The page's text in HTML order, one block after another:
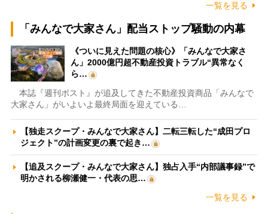
一覧を見る
「みんなで大家さん」配当ストップ騒動の内幕
《ついに見えた問題の核心》「みんなで大家さ
ん」2000億円超不動産投資トラブル“異常なく
ら…
本誌『週刊ポスト』が追及してきた不動産投資商品「みんなで
大家さん」がいよいよ最終局面を迎えている…
【独走スクープ・みんなで大家さん】二転三転した“成田プロ
ジェクト”の計画変更の裏で起き…
【追及スクープ・みんなで大家さん】独占入手“内部議事録”で
明かされる柳瀬健一・代表の思…
一覧を見る